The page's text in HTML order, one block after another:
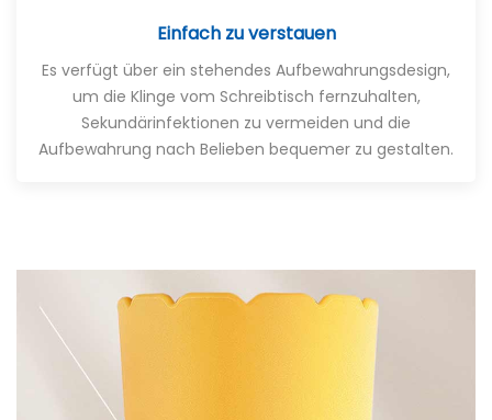
Einfach zu verstauen
Es verfügt über ein stehendes Aufbewahrungsdesign,
um die Klinge vom Schreibtisch fernzuhalten,
Sekundärinfektionen zu vermeiden und die
Aufbewahrung nach Belieben bequemer zu gestalten.